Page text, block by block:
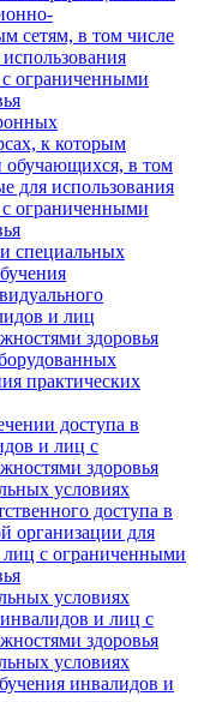
сетям, в том числе
ограниченными
к которым
обучающихся, в том
для использования
ограниченными
специальных
и лиц
здоровья
практических
доступа в
и лиц с
здоровья
условиях
доступа в
организации для
с ограниченными
условиях
и лиц с
здоровья
условиях
инвалидов и